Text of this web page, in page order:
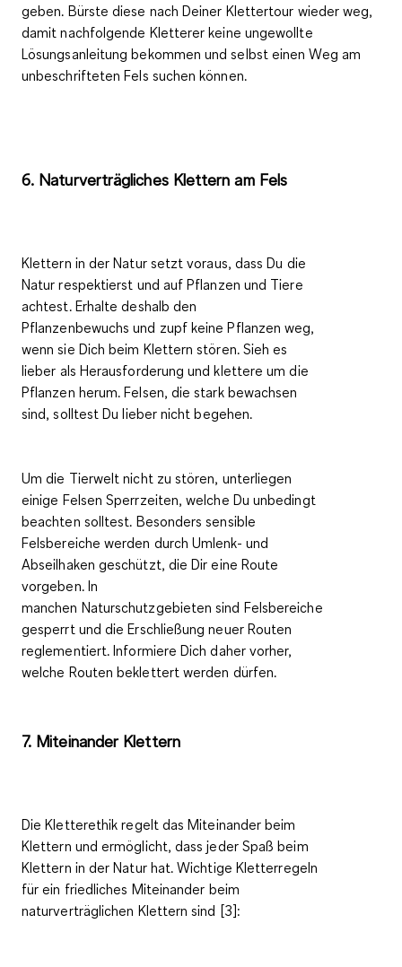
geben. Bürste diese nach Deiner Klettertour wieder weg,
damit nachfolgende Kletterer keine ungewollte
Lösungsanleitung bekommen und selbst einen Weg am
unbeschrifteten Fels suchen können.
6. Naturverträgliches Klettern am Fels
Klettern in der Natur setzt voraus, dass Du die
Natur respektierst und auf Pflanzen und Tiere
achtest. Erhalte deshalb den
Pflanzenbewuchs und zupf keine Pflanzen weg,
wenn sie Dich beim Klettern stören. Sieh es
lieber als Herausforderung und klettere um die
Pflanzen herum. Felsen, die stark bewachsen
sind, solltest Du lieber nicht begehen.
Um die Tierwelt nicht zu stören, unterliegen
einige FelsenSperrzeiten, welche Du unbedingt
beachten solltest. Besonders sensible
Felsbereiche werden durchUmlenk- und
Abseilhaken geschützt, die Dir eine Route
vorgeben. In
manchen Naturschutzgebieten sind Felsbereiche
gesperrtund die Erschließung neuer Routen
reglementiert. Informiere Dich daher vorher,
welche Routen beklettert werden dürfen.
7. Miteinander Klettern
Die Kletterethik regelt das Miteinander beim
Klettern und ermöglicht, dass jeder Spaß beim
Klettern in der Natur hat. Wichtige Kletterregeln
für ein friedliches Miteinander beim
naturverträglichen Klettern sind [3]: